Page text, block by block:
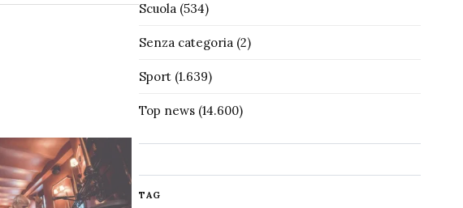
Scuola(534)
Senza categoria(2)
Sport(1.639)
Top news(14.600)
TAG